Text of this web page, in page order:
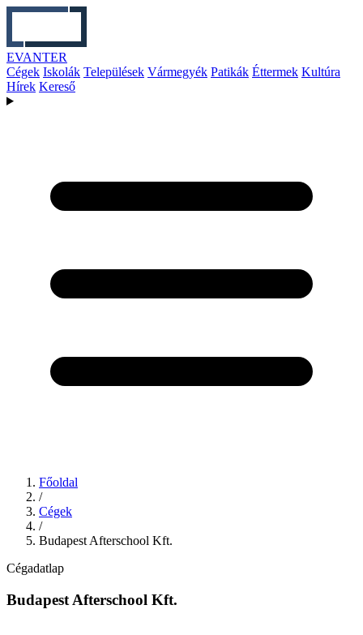
EVANTER
Cégek Iskolák Települések Vármegyék Patikák Éttermek Kultúra
Hírek Kereső
Főoldal
/
Cégek
/
Budapest Afterschool Kft.
Cégadatlap
Budapest Afterschool Kft.